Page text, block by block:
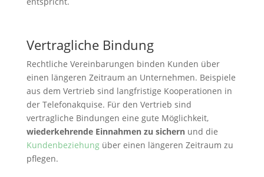
Vertragliche Bindung
Rechtliche Vereinbarungen binden Kunden über
einen längeren Zeitraum an Unternehmen. Beispiele
aus dem Vertrieb sind langfristige Kooperationen in
der Telefonakquise. Für den Vertrieb sind
vertragliche Bindungen eine gute Möglichkeit,
wiederkehrende Einnahmen zu sichernund die
Kundenbeziehungüber einen längeren Zeitraum zu
pflegen.